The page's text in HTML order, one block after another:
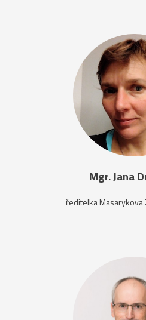
Mgr. Jana
ředitelka Masarykova